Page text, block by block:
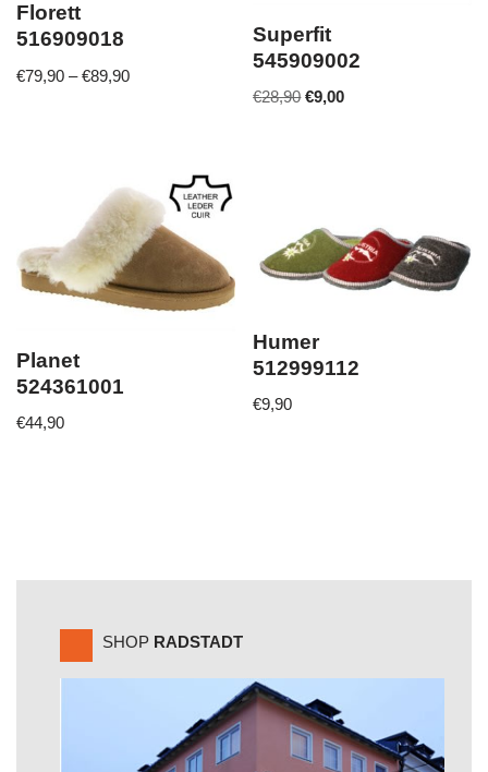
Florett
516909018
€79,90 –€89,90
Superfit
545909002
€28,90 €9,00
Planet
524361001
€44,90
Humer
512999112
€9,90
SHOP RADSTADT